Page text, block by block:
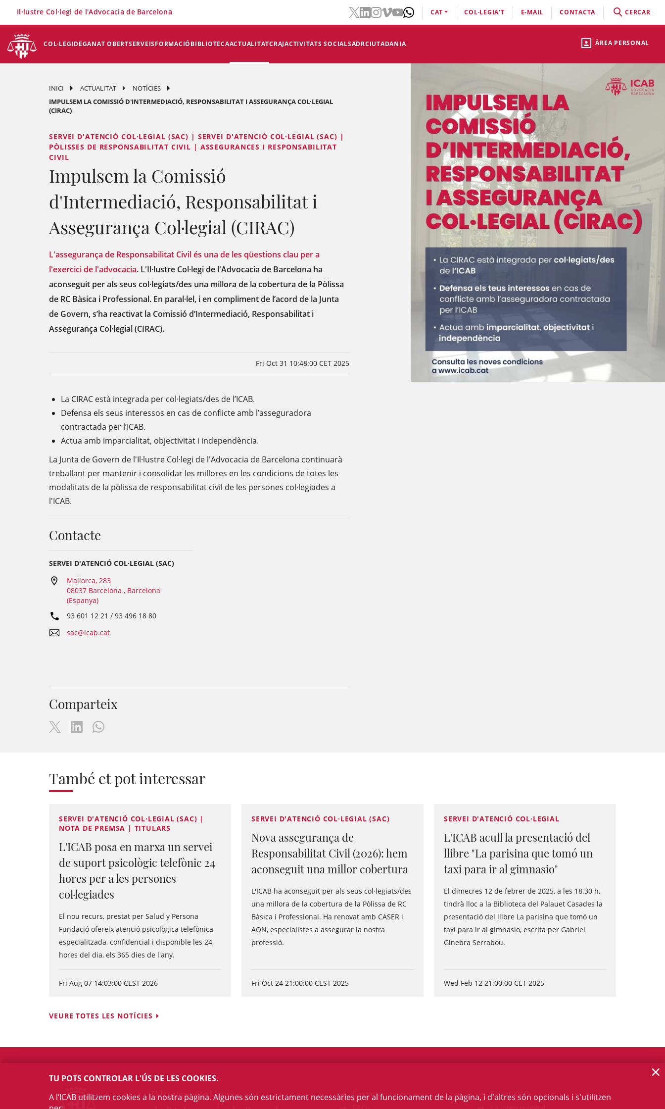
ÀREA PERSONAL
COL·LEGIDEGANAT OBERTSERVEISFORMACIÓBIBLIOTECAACTUALITATCRAJACTIVITATS SOCIALSADRCIUTADANIA
Il·lustre Col·legi de l'Advocacia de Barcelona CAT COL·LEGIA'T E-MAIL CONTACTA CERCAR
INICI ACTUALITAT
NOTÍCIES
IMPULSEM LA COMISSIÓ D'INTERMEDIACIÓ, RESPONSABILITAT I ASSEGURANÇA COL·LEGIAL
(CIRAC)
SERVEI D'ATENCIÓ COL·LEGIAL (SAC) | SERVEI D'ATENCIÓ COL·LEGIAL (SAC) |
PÒLISSES DE RESPONSABILITAT CIVIL | ASSEGURANCES I RESPONSABILITAT
CIVIL
Impulsem la Comissió
d'Intermediació, Responsabilitat i
Assegurança Col·legial (CIRAC)
L'assegurança de Responsabilitat Civil és una de les qüestions clau per a
l'exercici de l'advocacia. L'Il·lustre Col·legi de l'Advocacia de Barcelona ha
aconseguit per als seus col·legiats/des una millora de la cobertura de la Pòlissa
de RC Bàsica i Professional. En paral·lel, i en compliment de l’acord de la Junta
de Govern, s’ha reactivat la Comissió d’Intermediació, Responsabilitat i
Assegurança Col·legial (CIRAC).
Fri Oct 31 10:48:00 CET 2025
La CIRAC està integrada per col·legiats/des de l’ICAB.
Defensa els seus interessos en cas de conflicte amb l’asseguradora
contractada per l’ICAB.
Actua amb imparcialitat, objectivitat i independència.
La Junta de Govern de l'Il·lustre Col·legi de l'Advocacia de Barcelona continuarà
treballant per mantenir i consolidar les millores en les condicions de totes les
modalitats de la pòlissa de responsabilitat civil de les persones col·legiades a
l'ICAB.
Contacte
SERVEI D'ATENCIÓ COL·LEGIAL (SAC)
Mallorca, 283
08037 Barcelona , Barcelona
(Espanya)
93 601 12 21 / 93 496 18 80
sac@icab.cat
Comparteix
També et pot interessar
SERVEI D'ATENCIÓ COL·LEGIAL (SAC) |
NOTA DE PREMSA | TITULARS
L'ICAB posa en marxa un servei
de suport psicològic telefònic 24
hores per a les persones
col·legiades
El nou recurs, prestat per Salud y Persona
Fundació ofereix atenció psicològica telefònica
especialitzada, confidencial i disponible les 24
hores del dia, els 365 dies de l'any.
Fri Aug 07 14:03:00 CEST 2026
SERVEI D'ATENCIÓ COL·LEGIAL (SAC)
Nova assegurança de
Responsabilitat Civil (2026): hem
aconseguit una millor cobertura
L'ICAB ha aconseguit per als seus col·legiats/des
una millora de la cobertura de la Pòlissa de RC
Bàsica i Professional. Ha renovat amb CASER i
AON, especialistes a assegurar la nostra
professió.
Fri Oct 24 21:00:00 CEST 2025
SERVEI D'ATENCIÓ COL·LEGIAL
L'ICAB acull la presentació del
llibre "La parisina que tomó un
taxi para ir al gimnasio"
El dimecres 12 de febrer de 2025, a les 18.30 h,
tindrà lloc a la Biblioteca del Palauet Casades la
presentació del llibre La parisina que tomó un
taxi para ir al gimnasio, escrita per Gabriel
Ginebra Serrabou.
Wed Feb 12 21:00:00 CET 2025
VEURE TOTES LES NOTÍCIES
Il·lustre Col·legi
Contacte
Talent ICAB
TU POTS CONTROLAR L'ÚS DE LES COOKIES.
A l’ICAB utilitzem cookies a la nostra pàgina. Algunes són estrictament necessàries per al funcionament de la pàgina, i d'altres són opcionals i s'utilitzen
×